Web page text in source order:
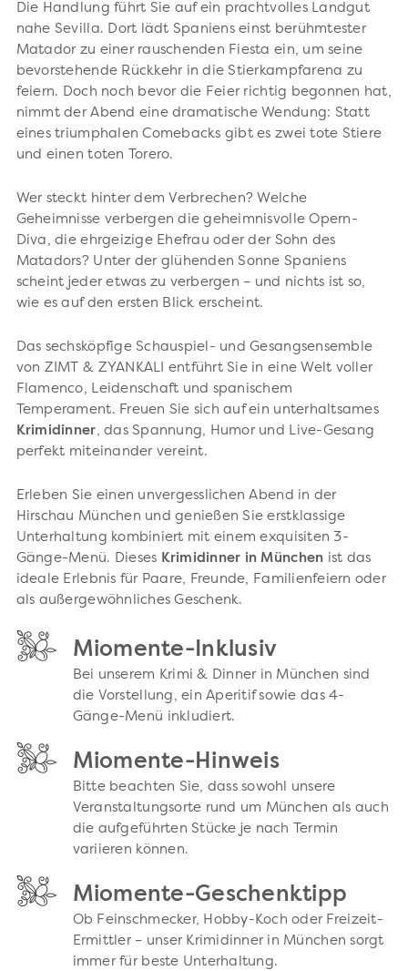
Die Handlung führt Sie auf ein prachtvolles Landgut
nahe Sevilla. Dort lädt Spaniens einst berühmtester
Matador zu einer rauschenden Fiesta ein, um seine
bevorstehende Rückkehr in die Stierkampfarena zu
feiern. Doch noch bevor die Feier richtig begonnen hat,
nimmt der Abend eine dramatische Wendung: Statt
eines triumphalen Comebacks gibt es zwei tote Stiere
und einen toten Torero.
Wer steckt hinter dem Verbrechen? Welche
Geheimnisse verbergen die geheimnisvolle Opern-
Diva, die ehrgeizige Ehefrau oder der Sohn des
Matadors? Unter der glühenden Sonne Spaniens
scheint jeder etwas zu verbergen – und nichts ist so,
wie es auf den ersten Blick erscheint.
Das sechsköpfige Schauspiel- und Gesangsensemble
von ZIMT & ZYANKALI entführt Sie in eine Welt voller
Flamenco, Leidenschaft und spanischem
Temperament. Freuen Sie sich auf ein unterhaltsames
Krimidinner, das Spannung, Humor und Live-Gesang
perfekt miteinander vereint.
Erleben Sie einen unvergesslichen Abend in der
Hirschau München und genießen Sie erstklassige
Unterhaltung kombiniert mit einem exquisiten 3-
Gänge-Menü. Dieses Krimidinner in München ist das
ideale Erlebnis für Paare, Freunde, Familienfeiern oder
als außergewöhnliches Geschenk.
Miomente-Inklusiv
Bei unserem Krimi & Dinner in München sind
die Vorstellung, ein Aperitif sowie das 4-
Gänge-Menü inkludiert.
Miomente-Hinweis
Bitte beachten Sie, dass sowohl unsere
Veranstaltungsorte rund um München als auch
die aufgeführten Stücke je nach Termin
variieren können.
Miomente-Geschenktipp
Ob Feinschmecker, Hobby-Koch oder Freizeit-
Ermittler – unser Krimidinner in München sorgt
immer für beste Unterhaltung.